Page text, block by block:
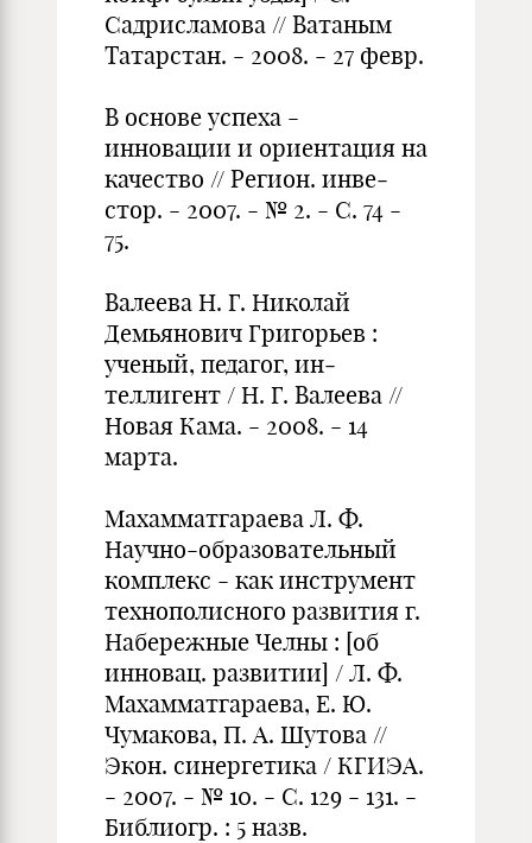
Садрисламова // Ватаным
Татарстан. - 2008. - 27 февр.
В основе успеха -
инновации и ориентация на
качество // Регион. инве­
стор. - 2007. - № 2. - С. 74 -
75.
Валеева Н. Г. Николай
Демьянович Григорьев :
ученый, педагог, ин­
теллигент / Н. Г. Валеева //
Новая Кама. - 2008. - 14
марта.
Махамматгараева Л. Ф.
Научно-образовательный
комплекс - как инструмент
технополисного развития г.
Набережные Челны : [об
инновац. раз­витии] / Л. Ф.
Махамматгараева, Е. Ю.
Чумакова, П. А. Шутова //
Экон. синер­гетика / КГИЭА.
- 2007. - № 10. - С. 129 - 131. -
Библиогр. : 5 назв.